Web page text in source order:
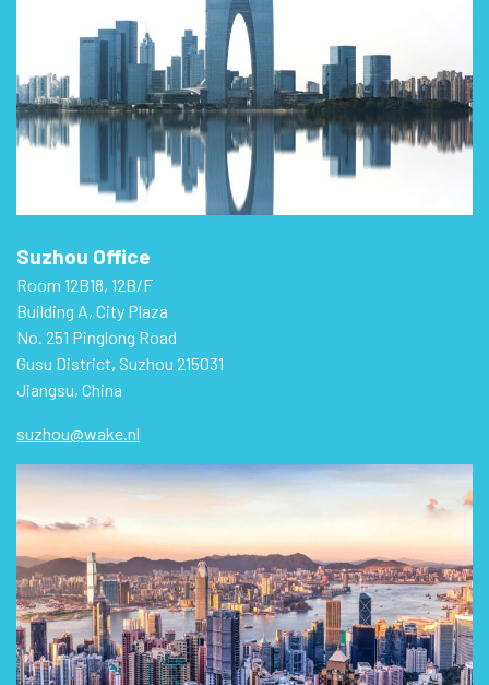
Suzhou Office
Room 12B18, 12B/F
Building A, City Plaza
No. 251 Pinglong Road
Gusu District, Suzhou 215031
Jiangsu, China
suzhou@wake.nl